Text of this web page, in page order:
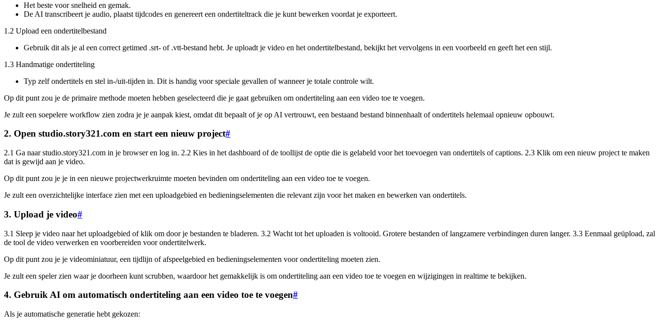
Het beste voor snelheid en gemak.
De AI transcribeert je audio, plaatst tijdcodes en genereert een ondertiteltrack die je kunt bewerken voordat je exporteert.
1.2 Upload een ondertitelbestand
Gebruik dit als je al een correct getimed .srt- of .vtt-bestand hebt. Je uploadt je video en het ondertitelbestand, bekijkt het vervolgens in een voorbeeld en geeft het een stijl.
1.3 Handmatige ondertiteling
Typ zelf ondertitels en stel in-/uit-tijden in. Dit is handig voor speciale gevallen of wanneer je totale controle wilt.
Op dit punt zou je de primaire methode moeten hebben geselecteerd die je gaat gebruiken om ondertiteling aan een video toe te voegen.
Je zult een soepelere workflow zien zodra je je aanpak kiest, omdat dit bepaalt of je op AI vertrouwt, een bestaand bestand binnenhaalt of ondertitels helemaal opnieuw opbouwt.
2. Open studio.story321.com en start een nieuw project#
2.1 Ga naar studio.story321.com in je browser en log in. 2.2 Kies in het dashboard of de toollijst de optie die is gelabeld voor het toevoegen van ondertitels of captions. 2.3 Klik om een nieuw project te maken
dat is gewijd aan je video.
Op dit punt zou je je in een nieuwe projectwerkruimte moeten bevinden om ondertiteling aan een video toe te voegen.
Je zult een overzichtelijke interface zien met een uploadgebied en bedieningselementen die relevant zijn voor het maken en bewerken van ondertitels.
3. Upload je video#
3.1 Sleep je video naar het uploadgebied of klik om door je bestanden te bladeren. 3.2 Wacht tot het uploaden is voltooid. Grotere bestanden of langzamere verbindingen duren langer. 3.3 Eenmaal geüpload, zal
de tool de video verwerken en voorbereiden voor ondertitelwerk.
Op dit punt zou je je videominiatuur, een tijdlijn of afspeelgebied en bedieningselementen voor ondertiteling moeten zien.
Je zult een speler zien waar je doorheen kunt scrubben, waardoor het gemakkelijk is om ondertiteling aan een video toe te voegen en wijzigingen in realtime te bekijken.
4. Gebruik AI om automatisch ondertiteling aan een video toe te voegen#
Als je automatische generatie hebt gekozen: